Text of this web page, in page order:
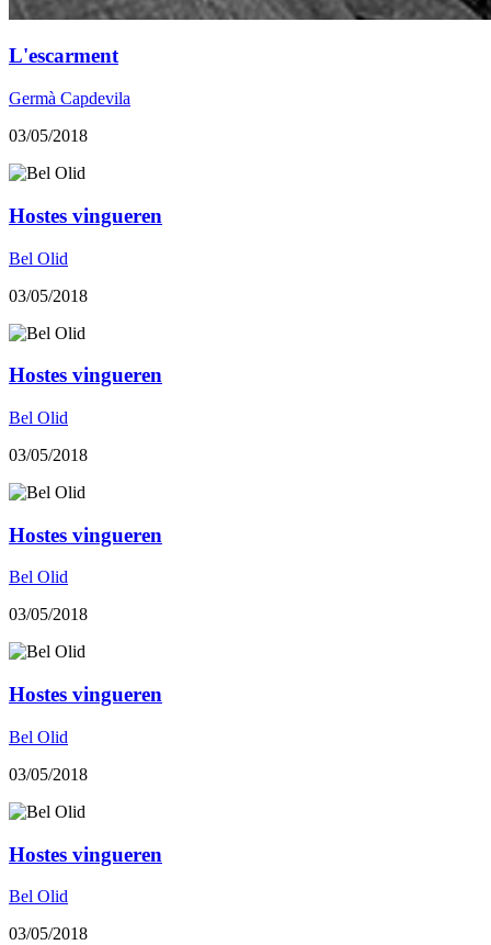
L'escarment
Germà Capdevila
03/05/2018
Hostes vingueren
Bel Olid
03/05/2018
Hostes vingueren
Bel Olid
03/05/2018
Hostes vingueren
Bel Olid
03/05/2018
Hostes vingueren
Bel Olid
03/05/2018
Hostes vingueren
Bel Olid
03/05/2018